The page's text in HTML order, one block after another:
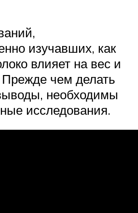
изучавших, как
влияет на вес и
чем делать
необходимы
исследования.